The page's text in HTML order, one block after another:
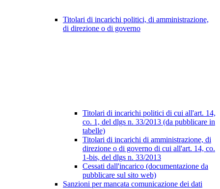
Titolari di incarichi politici, di amministrazione,
di direzione o di governo
Titolari di incarichi politici di cui all'art. 14,
co. 1, del dlgs n. 33/2013 (da pubblicare in
tabelle)
Titolari di incarichi di amministrazione, di
direzione o di governo di cui all'art. 14, co.
1-bis, del dlgs n. 33/2013
Cessati dall'incarico (documentazione da
pubblicare sul sito web)
Sanzioni per mancata comunicazione dei dati